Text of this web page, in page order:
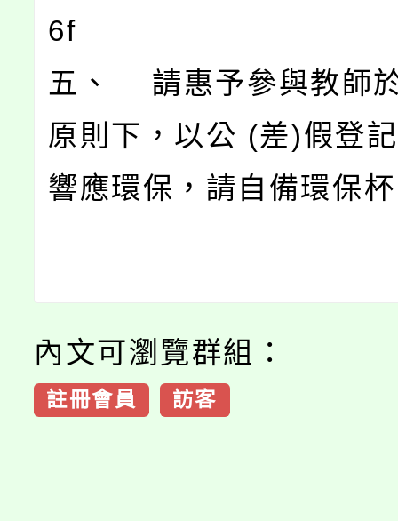
6f
五、 請惠予參與教師
原則下，以公 (差)假登
響應環保，請自備環保
內文可瀏覽群組：
註冊會員 訪客